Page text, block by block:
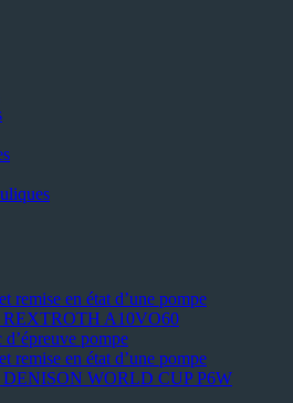
remise en état d’une pompe
REXTROTH A10VO60
pompe
remise en état d’une pompe
DENISON WORLD CUP P6W